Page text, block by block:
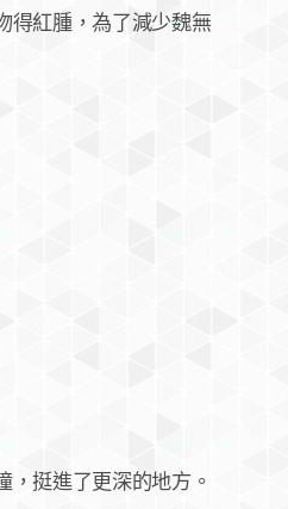
紅腫，為了減少魏無
挺進了更深的地方。